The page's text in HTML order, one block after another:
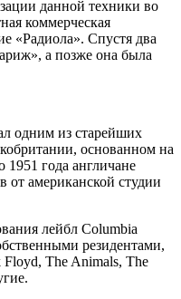
данной техники во
коммерческая
«Радиола». Спустя два
а позже она была
одним из старейших
основанном на
1951 года англичане
от американской студии
лейбл Columbia
резидентами,
The Animals, The